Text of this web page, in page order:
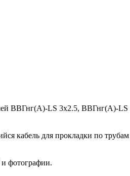
LS 3х2.5, ВВГнг(A)-LS
для прокладки по трубам
и фотографии.